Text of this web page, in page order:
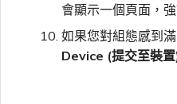
會顯示一個頁面，
如果您對組態感到
Device (提交至裝置